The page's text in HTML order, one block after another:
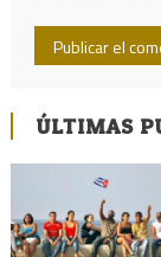
ÚLTIMAS